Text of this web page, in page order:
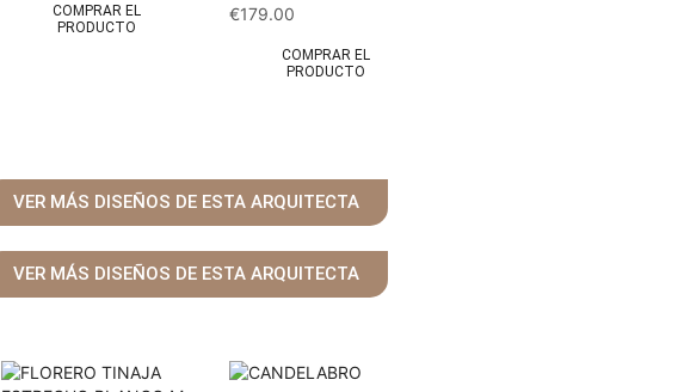
COMPRAR EL
PRODUCTO
€179.00
COMPRAR EL
PRODUCTO
VER MÁS DISEÑOS DE ESTA ARQUITECTA
VER MÁS DISEÑOS DE ESTA ARQUITECTA